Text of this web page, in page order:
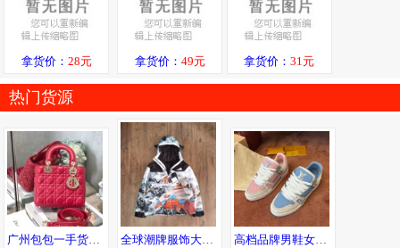
拿货价： 28元 拿货价： 49元 拿货价：31元
热门货源
广州包包一手货源，工厂直销一件代发，专注原厂进口皮，全国包邮诚招代理 全球潮牌服饰大牌男装一手货源，一件代发，随意退换 高档品牌男鞋女鞋新款广州工厂直销 支持退换 代发包邮 诚招代理